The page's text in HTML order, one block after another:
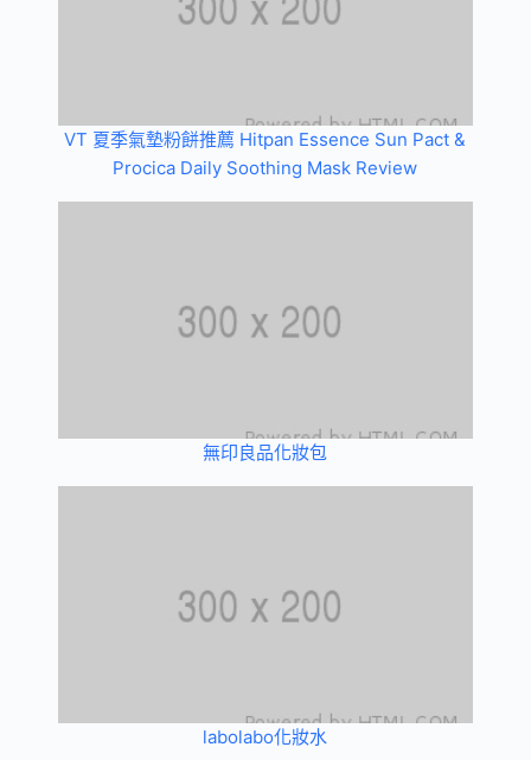
VT 夏季氣墊粉餅推薦 Hitpan Essence Sun Pact &
Procica Daily Soothing Mask Review
無印良品化妝包
labolabo化妝水